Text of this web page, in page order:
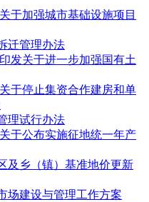
于加强城市基础设施项目
迁管理办法
发关于进一步加强国有土
于停止集资合作建房和单
理试行办法
于公布实施征地统一年产
及乡（镇）基准地价更新
场建设与管理工作方案